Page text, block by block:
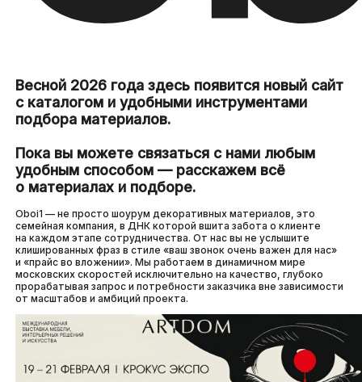
Весной 2026 года здесь появится новый сайт
с каталогом и удобными инструментами
подбора материалов.
Пока вы можете связаться с нами любым
удобным способом — расскажем всё
о материалах и подборе.
Oboi1 — не просто шоурум декоративных материалов, это
семейная компания, в ДНК которой вшита забота о клиенте
на каждом этапе сотрудничества. От нас вы не услышите
клишированных фраз в стиле «ваш звонок очень важен для нас»
и «прайс во вложении». Мы работаем в динамичном мире
московских скоростей исключительно на качество, глубоко
прорабатывая запрос и потребности заказчика вне зависимости
от масштабов и амбиций проекта.